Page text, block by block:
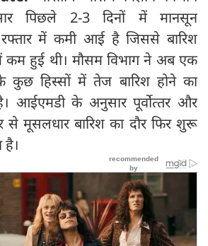
पिछले 2-3 दिनों में मानसून
में कमी आई है जिससे बारिश
कम हुई थी। मौसम विभाग ने अब एक
कुछ हिस्सों में तेज बारिश होने का
है। आईएमडी के अनुसार पूर्वोत्‍तर और
से मूसलधार बारिश का दौर फिर शुरू
है।